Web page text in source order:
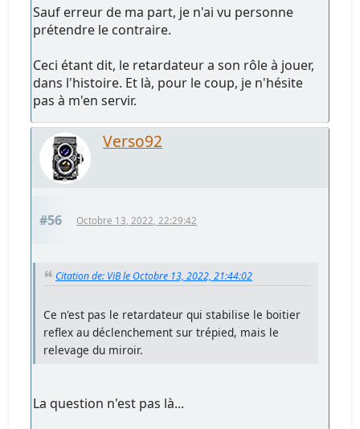
Sauf erreur de ma part, je n'ai vu personne
prétendre le contraire.
Ceci étant dit, le retardateur a son rôle à jouer,
dans l'histoire. Et là, pour le coup, je n'hésite
pas à m'en servir.
Verso92
#56 Octobre 13, 2022, 22:29:42
Citation de: ViB le Octobre 13, 2022, 21:44:02
Ce n'est pas le retardateur qui stabilise le boitier
reflex au déclenchement sur trépied, mais le
relevage du miroir.
La question n'est pas là...